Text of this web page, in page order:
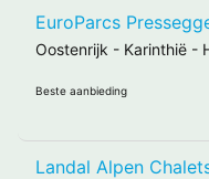
EuroParcs
Oostenrijk - Karinthië -
Beste aanbieding
Landal Alpen